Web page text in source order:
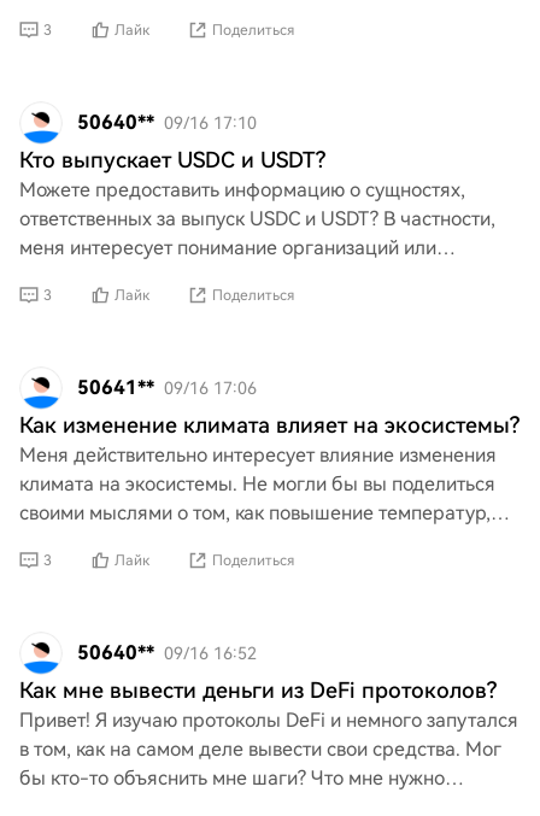
стоит знат
3 Лайк Поделиться
50640** 09/16 17:10
Кто выпускает USDC и USDT?
Можете предоставить информацию о сущностях,
ответственных за выпуск USDC и USDT? В частности,
меня интересует понимание организаций или
любые соответс
3 Лайк Поделиться
50641** 09/16 17:06
Как изменение климата влияет на экосистемы?
Меня действительно интересует влияние изменения
климата на экосистемы. Не могли бы вы поделиться
своими мыслями о том, как повышение температур,
погодные явле
3 Лайк Поделиться
50640** 09/16 16:52
Как мне вывести деньги из DeFi протоколов?
Привет! Я изучаю протоколы DeFi и немного запутался
в том, как на самом деле вывести свои средства. Мог
бы кто-то объяснить мне шаги? Что мне нужно